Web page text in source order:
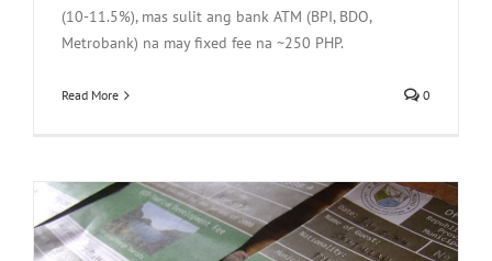
(10-11.5%), mas sulit ang bank ATM (BPI, BDO,
Metrobank) na may fixed fee na ~250 PHP.
Read More 0